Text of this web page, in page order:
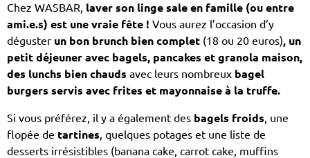
Chez WASBAR, laver son linge sale en famille (ou entre
ami.e.s) est une vraie fête ! Vous aurez l’occasion d’y
déguster un bon brunch bien complet (18 ou 20 euros), un
petit déjeuner avec bagels, pancakes et granola maison,
des lunchs bien chauds avec leurs nombreux bagel
burgers servis avec frites et mayonnaise à la truffe.
Si vous préférez, il y a également des bagels froids, une
flopée de tartines, quelques potages et une liste de
desserts irrésistibles (banana cake, carrot cake, muffins